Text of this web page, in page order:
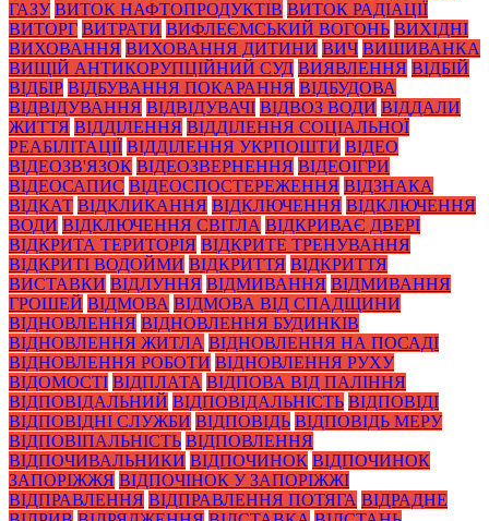
ГАЗУ ВИТОК НАФТОПРОДУКТІВ ВИТОК РАДІАЦІЇ
ВИТОРГ ВИТРАТИ ВИФЛЕЄМСЬКИЙ ВОГОНЬ ВИХІДНІ
ВИХОВАННЯ ВИХОВАННЯ ДИТИНИ ВИЧ ВИШИВАНКА
ВИЩІЙ АНТИКОРУПЦІЙНИЙ СУД ВИЯВЛЕННЯ ВІДБІЙ
ВІДБІР ВІДБУВАННЯ ПОКАРАННЯ ВІДБУДОВА
ВІДВІДУВАННЯ ВІДВІДУВАЧІ ВІДВОЗ ВОДИ ВІДДАЛИ
ЖИТТЯ ВІДДІЛЕННЯ ВІДДІЛЕННЯ СОЦІАЛЬНОЇ
РЕАБІЛІТАЦІЇ ВІДДІЛЕННЯ УКРПОШТИ ВІДЕО
ВІДЕОЗВ'ЯЗОК ВІДЕОЗВЕРНЕННЯ ВІДЕОІГРИ
ВІДЕОСАПИС ВІДЕОСПОСТЕРЕЖЕННЯ ВІДЗНАКА
ВІДКАТ ВІДКЛИКАННЯ ВІДКЛЮЧЕННЯ ВІДКЛЮЧЕННЯ
ВОДИ ВІДКЛЮЧЕННЯ СВІТЛА ВІДКРИВАЄ ДВЕРІ
ВІДКРИТА ТЕРИТОРІЯ ВІДКРИТЕ ТРЕНУВАННЯ
ВІДКРИТІ ВОДОЙМИ ВІДКРИТТЯ ВІДКРИТТЯ
ВИСТАВКИ ВІДЛУННЯ ВІДМИВАННЯ ВІДМИВАННЯ
ГРОШЕЙ ВІДМОВА ВІДМОВА ВІД СПАДЩИНИ
ВІДНОВЛЕННЯ ВІДНОВЛЕННЯ БУДИНКІВ
ВІДНОВЛЕННЯ ЖИТЛА ВІДНОВЛЕННЯ НА ПОСАДІ
ВІДНОВЛЕННЯ РОБОТИ ВІДНОВЛЕННЯ РУХУ
ВІДОМОСТІ ВІДПЛАТА ВІДПОВА ВІД ПАЛІННЯ
ВІДПОВІДАЛЬНИЙ ВІДПОВІДАЛЬНІСТЬ ВІДПОВІДІ
ВІДПОВІДНІ СЛУЖБИ ВІДПОВІДЬ ВІДПОВІДЬ МЕРУ
ВІДПОВІПАЛЬНІСТЬ ВІДПОВЛЕННЯ
ВІДПОЧИВАЛЬНИКИ ВІДПОЧИНОК ВІДПОЧИНОК
ЗАПОРІЖЖЯ ВІДПОЧІНОК У ЗАПОРІЖЖІ
ВІДПРАВЛЕННЯ ВІДПРАВЛЕННЯ ПОТЯГА ВІДРАДНЕ